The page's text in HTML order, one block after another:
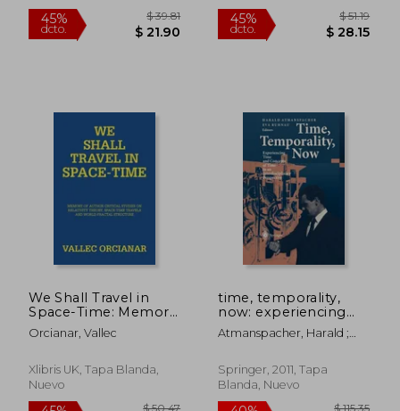
dcto. $ 37.07 dcto.
We Shall Travel in
Space-Time: Memory
of the Author's
Critical Studies on
Theory and Space
Time Travels. (en
Orcianar, Vallec
Xlibris UK, Tapa Blanda,
Nuevo
time, temporality,
now: experiencing
time and concepts of
time in an
perspective (en
Inglés)
Atmanspacher, Harald ;
Springer, 2011, Tapa
Blanda, Nuevo